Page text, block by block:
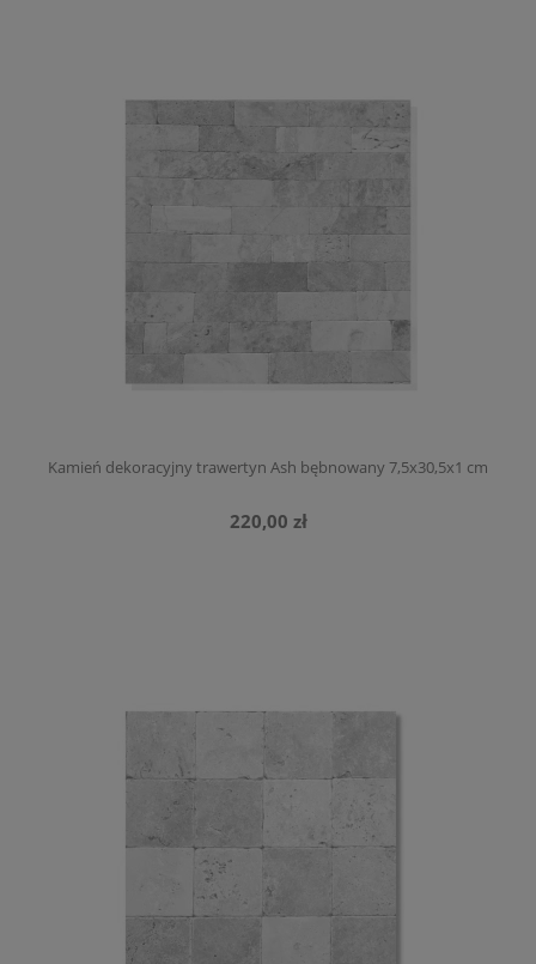
Kamień dekoracyjny trawertyn Ash bębnowany 7,5x30,5x1 cm
220,00 zł